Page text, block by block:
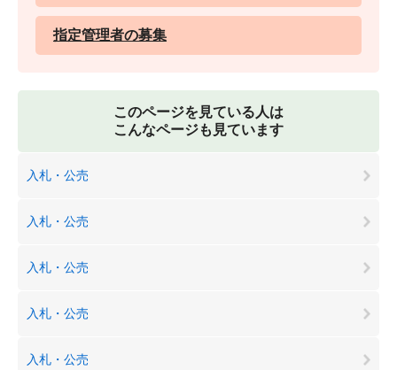
指定管理者の募集
このページを見ている人は
こんなページも見ています
入札・公売
入札・公売
入札・公売
入札・公売
入札・公売